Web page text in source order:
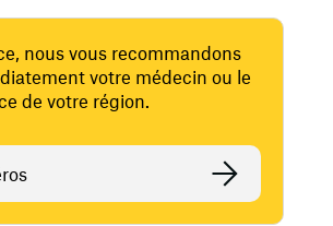
nous vous recommandons
votre médecin ou le
de votre région.